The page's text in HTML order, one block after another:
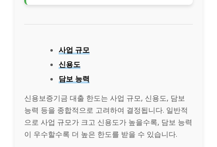
사업 규모
신용도
담보 능력
신용보증기금 대출 한도는 사업 규모, 신용도, 담보
능력 등을 종합적으로 고려하여 결정됩니다. 일반적
으로 사업 규모가 크고 신용도가 높을수록, 담보 능력
이 우수할수록 더 높은 한도를 받을 수 있습니다.